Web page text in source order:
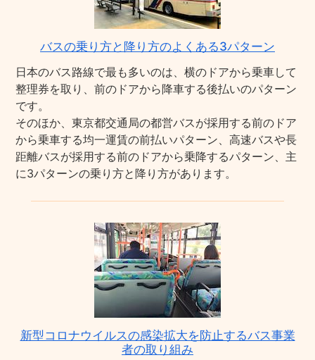
バスの乗り方と降り方のよくある3パターン
日本のバス路線で最も多いのは、横のドアから乗車して
整理券を取り、前のドアから降車する後払いのパターン
です。
そのほか、東京都交通局の都営バスが採用する前のドア
から乗車する均一運賃の前払いパターン、高速バスや長
距離バスが採用する前のドアから乗降するパターン、主
に3パターンの乗り方と降り方があります。
新型コロナウイルスの感染拡大を防止するバス事業
者の取り組み